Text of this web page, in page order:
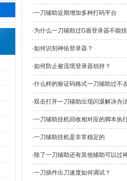
·一刀辅助近期增加多种打码平台
·为什么一刀辅助过G盾登录器不能
·如何识别神佑登录器？
·如何防止被流氓登录器劫持？
·什么样的验证码格式一刀辅助过不
·双击打开一刀辅助出现闪退解决办
·一刀辅助挂机回收相对应的脚本执
·一刀辅助挂机是非常稳定的
·除了一刀辅助还有其他辅助可以过
·一刀插件出刀速度如何调试？